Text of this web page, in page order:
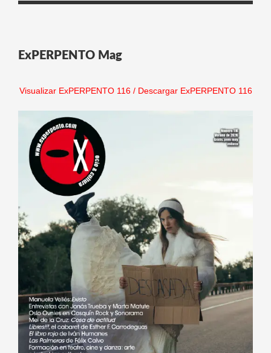
ExPERPENTO Mag
Visualizar ExPERPENTO 116/ Descargar ExPERPENTO 116